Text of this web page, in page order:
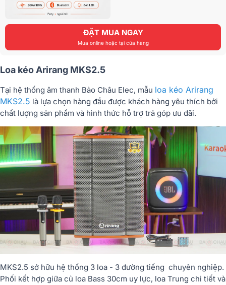
ĐẶT MUA NGAY
Mua online hoặc tại cửa hàng
Loa kéo Arirang MKS2.5
Tại hệ thống âm thanh Bảo Châu Elec, mẫu loa kéo Arirang
MKS2.5 là lựa chọn hàng đầu được khách hàng yêu thích bởi
chất lượng sản phẩm và hình thức hỗ trợ trả góp ưu đãi.
MKS2.5 sở hữu hệ thống 3 loa - 3 đường tiếng chuyên nghiệp.
Phối kết hợp giữa củ loa Bass 30cm uy lực, loa Trung chi tiết và